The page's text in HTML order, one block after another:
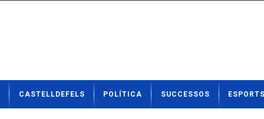
t
CASTELLDEFELS POLÍTICA SUCCESSOS ESPORTS